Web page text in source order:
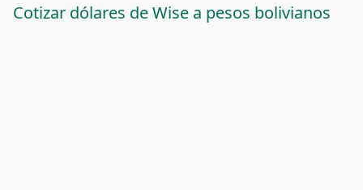
Cotizar dólares de Wise a pesos bolivianos